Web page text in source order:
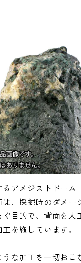
アメジストドーム
は、採掘時のダメー
目的で、背面を人
を施しています。
な加工を一切おこ